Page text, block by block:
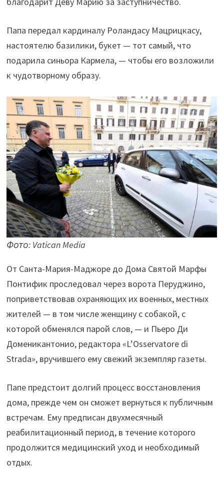
Папа передал кардиналу Роландасу Мацрицкасу,
настоятелю базилики, букет — тот самый, что
подарила синьора Кармела, — чтобы его возложили
к чудотворному образу.
Фото: Vatican Media
От Санта-Мария-Маджоре до Дома Святой Марфы
Понтифик проследовал через ворота Перуджино,
поприветствовав охраняющих их военных, местных
жителей — в том числе женщину с собакой, с
которой обменялся парой слов, — и Пьеро Ди
Доменикантонио, редактора «L’Osservatore di
Strada», вручившего ему свежий экземпляр газеты.
Папе предстоит долгий процесс восстановления
дома, прежде чем он сможет вернуться к публичным
встречам. Ему предписан двухмесячный
реабилитационный период, в течение которого
продолжится медицинский уход и необходимый
отдых.